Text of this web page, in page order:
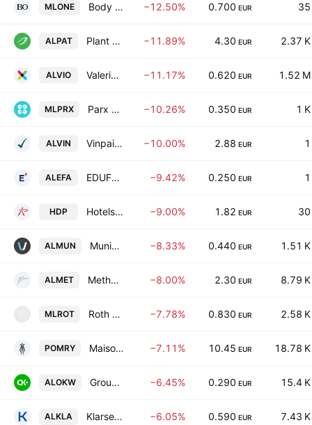
MLONE Body One SA −12.50% 0.700 EUR 35
ALPAT Plant Advanced Technologies SA −11.89% 4.30 EUR 2.37 K
ALVIO Valerio Therapeutics −11.17% 0.620 EUR 1.52 M
MLPRX Parx Materials NV −10.26% 0.350 EUR 1 K
ALVIN Vinpai S.A. −10.00% 2.88 EUR 1
ALEFA EDUFORM'ACTION −9.42% 0.250 EUR 1
HDP Hotels de Paris −9.00% 1.82 EUR 30
ALMUN Munic SA −8.33% 0.440 EUR 1.51 K
ALMET Methanor SCA −8.00% 2.30 EUR 8.79 K
MLROT Roth Mions SA −7.78% 0.830 EUR 2.58 K
POMRY Maison Pommery & Associes −7.11% 10.45 EUR 18.78 K
ALOKW Groupe OKwind SA −6.45% 0.290 EUR 15.4 K
ALKLA Klarsen SA −6.05% 0.590 EUR 7.43 K